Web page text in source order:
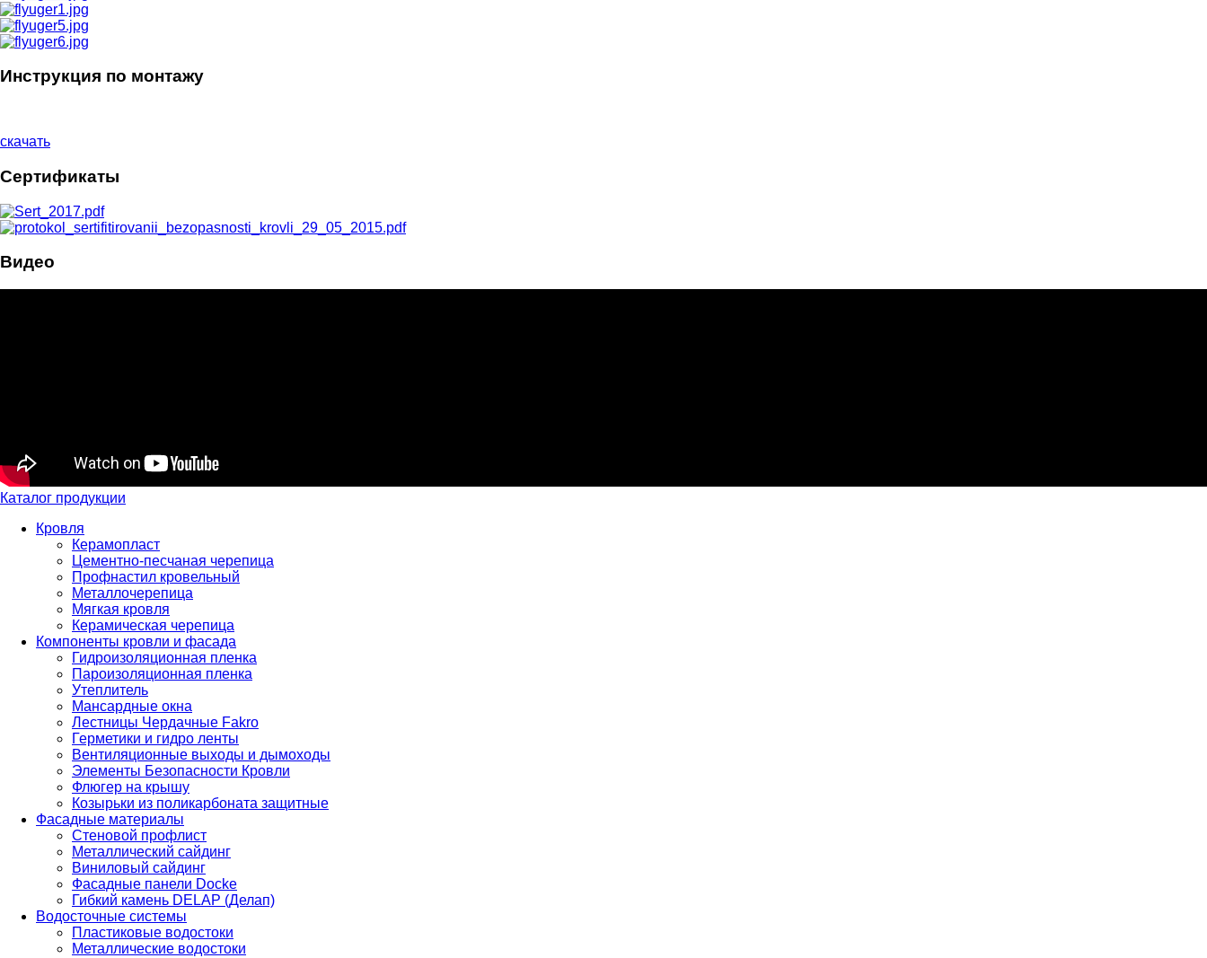
Инструкция по монтажу
скачать
Сертификаты
Видео
Каталог продукции
Кровля
Керамопласт
Цементно-песчаная черепица
Профнастил кровельный
Металлочерепица
Мягкая кровля
Керамическая черепица
Компоненты кровли и фасада
Гидроизоляционная пленка
Пароизоляционная пленка
Утеплитель
Мансардные окна
Лестницы Чердачные Fakro
Герметики и гидро ленты
Вентиляционные выходы и дымоходы
Элементы Безопасности Кровли
Флюгер на крышу
Козырьки из поликарбоната защитные
Фасадные материалы
Стеновой профлист
Металлический сайдинг
Виниловый сайдинг
Фасадные панели Docke
Гибкий камень DELAP (Делап)
Водосточные системы
Пластиковые водостоки
Металлические водостоки